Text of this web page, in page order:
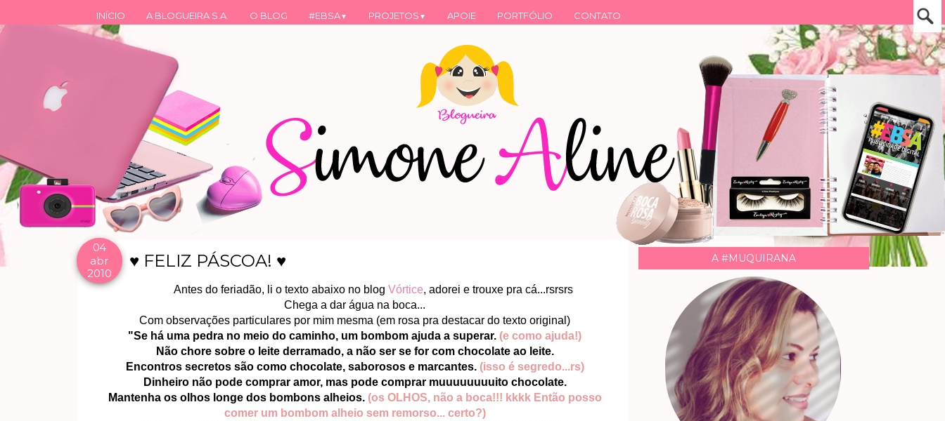
INÍCIO A BLOGUEIRA S.A. O BLOG #EBSA▼ PROJETOS ▼ APOIE PORTFÓLIO CONTATO
04
abr
2010
♥ FELIZ PÁSCOA! ♥
Antes do feriadão, li o texto abaixo no blog Vórtice, adorei e trouxe pra cá...rsrsrs
Chega a dar água na boca...
Com observações particulares por mim mesma (em rosa pra destacar do texto original)
"Se há uma pedra no meio do caminho, um bombom ajuda a superar. (e como ajuda!)
Não chore sobre o leite derramado, a não ser se for com chocolate ao leite.
Encontros secretos são como chocolate, saborosos e marcantes. (isso é segredo...rs)
Dinheiro não pode comprar amor, mas pode comprar muuuuuuuuito chocolate.
Mantenha os olhos longe dos bombons alheios.(os OLHOS, não a boca!!! kkkk Então posso
comer um bombom alheio sem remorso... certo?)
A #MUQUIRANA